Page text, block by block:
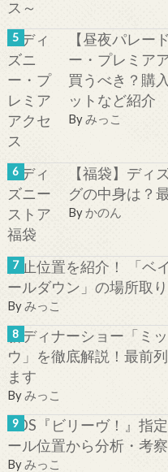
【昼夜パレー
ー・プレミア
買うべき？購
ットなど紹介
Byみっこ
【福袋】ディ
グの中身は？
Byかのん
停止位置を紹介！ 「ベ
ールダウン」の場所取
Byみっこ
新ディナーショー「ミ
ウ」を徹底解説！最前
ます
Byみっこ
TDS『ビリーヴ！』指
ール位置から分析・考察
By みっこ